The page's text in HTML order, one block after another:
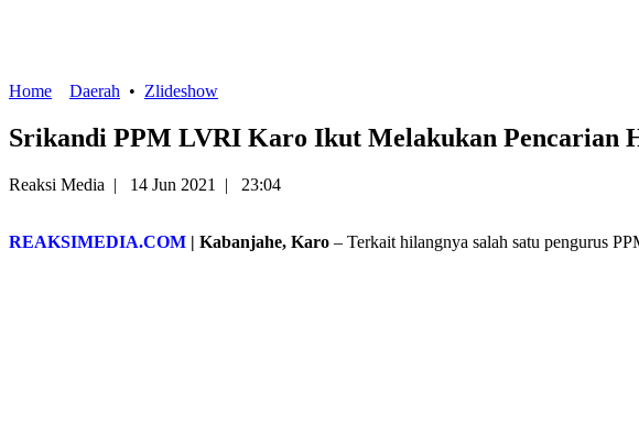
Home Daerah • Zlideshow
Srikandi PPM LVRI Karo Ikut Melakukan Pencarian
Reaksi Media | 14 Jun 2021 | 23:04
REAKSIMEDIA.COM | Kabanjahe, Karo – Terkait hilangnya salah satu pengurus